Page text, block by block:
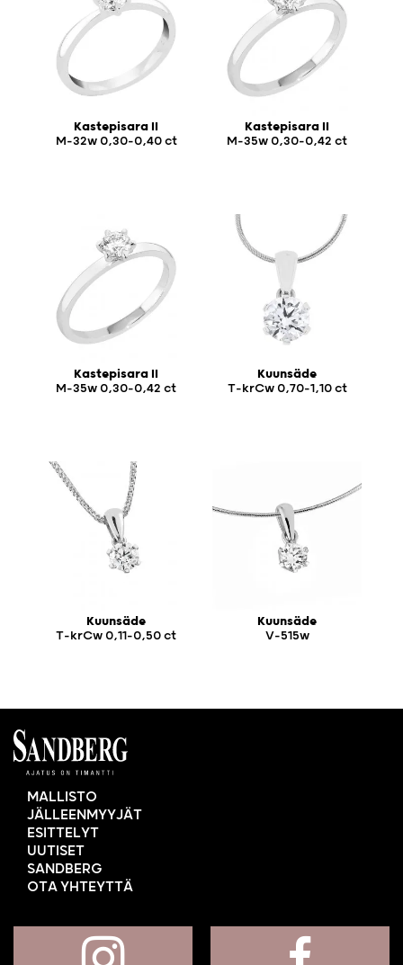
Kastepisara II
M-32w 0,30-0,40 ct
Kastepisara II
M-35w 0,30-0,42 ct
Kastepisara II
M-35w 0,30-0,42 ct
Kuunsäde
T-krCw 0,70-1,10 ct
Kuunsäde
T-krCw 0,11-0,50 ct
Kuunsäde
V-515w
MALLISTO
JÄLLEENMYYJÄT
ESITTELYT
UUTISET
SANDBERG
OTA YHTEYTTÄ